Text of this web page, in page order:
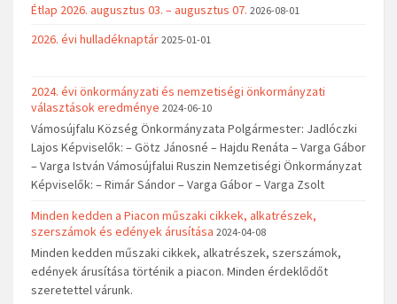
Étlap 2026. augusztus 03. – augusztus 07. 2026-08-01
2026. évi hulladéknaptár 2025-01-01
2024. évi önkormányzati és nemzetiségi önkormányzati
választások eredménye 2024-06-10
Vámosújfalu Község Önkormányzata Polgármester: Jadlóczki
Lajos Képviselők: – Götz Jánosné – Hajdu Renáta – Varga Gábor
– Varga István Vámosújfalui Ruszin Nemzetiségi Önkormányzat
Képviselők: – Rimár Sándor – Varga Gábor – Varga Zsolt
Minden kedden a Piacon műszaki cikkek, alkatrészek,
szerszámok és edények árusítása 2024-04-08
Minden kedden műszaki cikkek, alkatrészek, szerszámok,
edények árusítása történik a piacon. Minden érdeklődőt
szeretettel várunk.